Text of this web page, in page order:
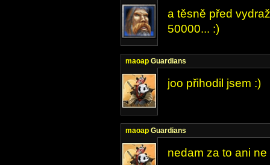
a těsně před
50000... :)
maoap Guardians
joo přihodil jsem :)
maoap Guardians
nedam za to ani